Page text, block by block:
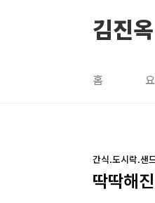
김진
홈
간식.도시락.샌
딱딱해